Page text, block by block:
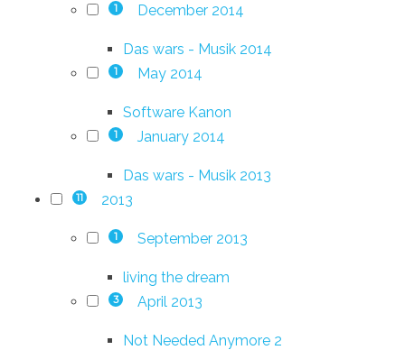
1 December 2014
Das wars - Musik 2014
1 May 2014
Software Kanon
1 January 2014
Das wars - Musik 2013
11 2013
1 September 2013
living the dream
3 April 2013
Not Needed Anymore 2